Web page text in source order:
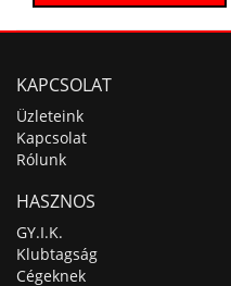
KAPCSOLAT
Üzleteink
Kapcsolat
Rólunk
HASZNOS
GY.I.K.
Klubtagság
Cégeknek